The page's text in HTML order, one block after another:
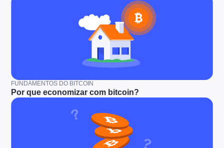
FUNDAMENTOS DO BITCOIN
Por que economizar com bitcoin?